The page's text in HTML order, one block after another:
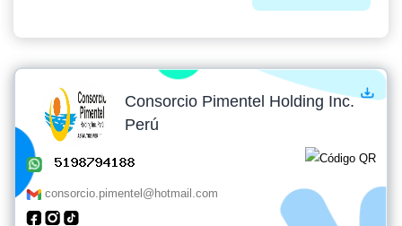
Consorcio Pimentel Holding Inc.
Perú
consorcio.pimentel@hotmail.com